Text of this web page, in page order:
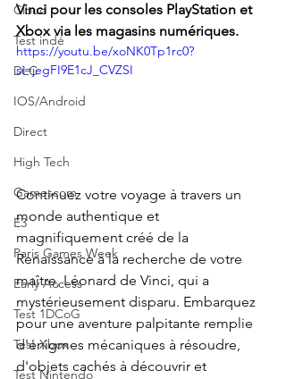
Cloud
Test indé
DLC
IOS/Android
Direct
High Tech
Gamescom
E3
Paris Games Week
Early Access
Test 1DCoG
Test Xbox
Test Nintendo
Vinci pour les consoles PlayStation et
Xbox via les magasins numériques.
https://youtu.be/xoNK0Tp1rc0?
si=jegFI9E1cJ_CVZSI
Continuez votre voyage à travers un
monde authentique et
magnifiquement créé de la
Renaissance à la recherche de votre
maître, Léonard de Vinci, qui a
mystérieusement disparu. Embarquez
pour une aventure palpitante remplie
d'énigmes mécaniques à résoudre,
d'objets cachés à découvrir et